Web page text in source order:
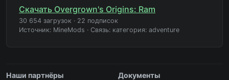
Скачать Overgrown's Origins: Ram
30 654 загрузок · 22 подписок
Источник: MineMods · Связь: категория: adventure
Наши партнёры Документы